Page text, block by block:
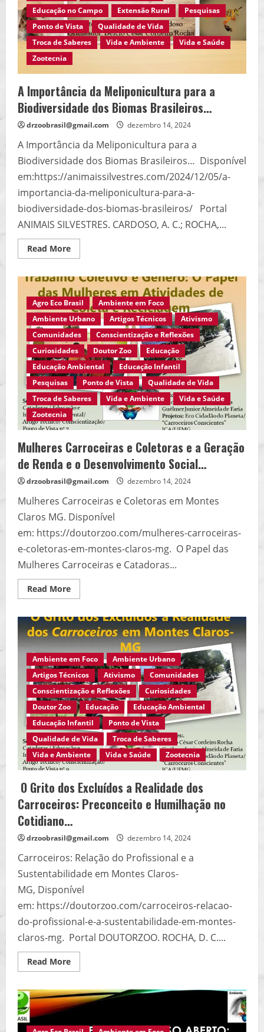
Educação no Campo
Extensão Rural
Pesquisas
Ponto de Vista
Qualidade de Vida
Troca de Saberes
Vida e Ambiente
Vida e Saúde
Zootecnia
A Importância da Meliponicultura para a
Biodiversidade dos Biomas Brasileiros…
drzoobrasil@gmail.com dezembro 14, 2024
A Importância da Meliponicultura para a
Biodiversidade dos Biomas Brasileiros… Disponível
em:https://animaissilvestres.com/2024/12/05/a-
importancia-da-meliponicultura-para-a-
biodiversidade-dos-biomas-brasileiros/ Portal
ANIMAIS SILVESTRES. CARDOSO, A. C.; ROCHA,...
Read MoreRead
more
Importância
da
Meliponicultura
para
a
Biodiversidade
dos
Biomas
Brasileiros…
Agro Eco Brasil
Ambiente em Foco
Ambiente Urbano
Artigos Técnicos
Ativismo
Comunidades
Conscientização e Reflexões
Curiosidades
Doutor Zoo
Educação
Educação Ambiental
Educação Infantil
Pesquisas
Ponto de Vista
Qualidade de Vida
Troca de Saberes
Vida e Ambiente
Vida e Saúde
Zootecnia
Mulheres Carroceiras e Coletoras e a Geração
de Renda e o Desenvolvimento Social…
drzoobrasil@gmail.com dezembro 14, 2024
Mulheres Carroceiras e Coletoras em Montes
Claros MG. Disponível
em: https://doutorzoo.com/mulheres-carroceiras-
e-coletoras-em-montes-claros-mg. O Papel das
Mulheres Carroceiras e Catadoras...
Read MoreRead
more
Carroceiras
e
Coletoras
e
a
Geração
de
Renda
e
o
Desenvolvimento
Social…
Ambiente em Foco
Ambiente Urbano
Artigos Técnicos
Ativismo
Comunidades
Conscientização e Reflexões
Curiosidades
Doutor Zoo
Educação
Educação Ambiental
Educação Infantil
Ponto de Vista
Qualidade de Vida
Troca de Saberes
Vida e Ambiente
Vida e Saúde Zootecnia
O Grito dos Excluídos a Realidade dos
Carroceiros: Preconceito e Humilhação no
Cotidiano…
drzoobrasil@gmail.com dezembro 14, 2024
Carroceiros: Relação do Profissional e a
Sustentabilidade em Montes Claros-
MG, Disponível
em: https://doutorzoo.com/carroceiros-relacao-
do-profissional-e-a-sustentabilidade-em-montes-
claros-mg. Portal DOUTORZOO. ROCHA, D. C....
Read MoreRead
more
Grito
dos
Excluídos
Realidade